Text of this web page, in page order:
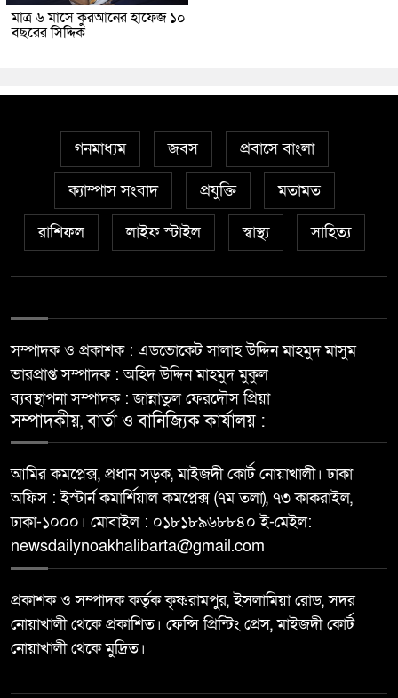
মাত্র ৬ মাসে কুরআনের হাফেজ ১০
বছরের সিদ্দিক
গনমাধ্যম জবস প্রবাসে বাংলা
ক্যাম্পাস সংবাদ প্রযুক্তি মতামত
রাশিফল লাইফ স্টাইল স্বাস্থ্য সাহিত্য
সম্পাদক ও প্রকাশক : এডভোকেট সালাহ উদ্দিন মাহমুদ মাসুম
ভারপ্রাপ্ত সম্পাদক : অহিদ উদ্দিন মাহমুদ মুকুল
ব্যবস্থাপনা সম্পাদক : জান্নাতুল ফেরদৌস প্রিয়া
সম্পাদকীয়, বার্তা ও বানিজ্যিক কার্যালয় :
আমির কমপ্লেক্স, প্রধান সড়ক, মাইজদী কোর্ট নোয়াখালী। ঢাকা
অফিস : ইস্টার্ন কমার্শিয়াল কমপ্লেক্স (৭ম তলা), ৭৩ কাকরাইল,
ঢাকা-১০০০। মোবাইল : ০১৮১৮৯৬৮৮৪০ ই-মেইল:
newsdailynoakhalibarta@gmail.com
প্রকাশক ও সম্পাদক কর্তৃক কৃষ্ণরামপুর, ইসলামিয়া রোড, সদর
নোয়াখালী থেকে প্রকাশিত। ফেন্সি প্রিন্টিং প্রেস, মাইজদী কোর্ট
নোয়াখালী থেকে মুদ্রিত।